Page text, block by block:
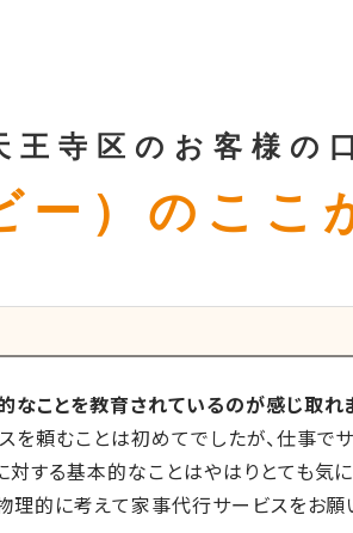
王寺区のお客様の
）のここ
なことを教育されているのが感じ取れ
を頼むことは初めてでしたが、仕事で
対する基本的なことはやはりとても気
物理的に考えて家事代行サービスをお